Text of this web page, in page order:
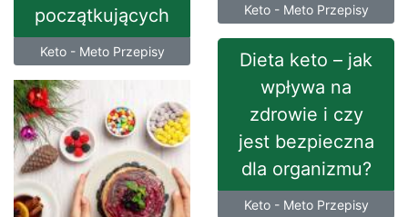
Keto - Meto Przepisy
początkujących
Keto - Meto Przepisy
Dieta keto – jak
wpływa na
zdrowie i czy
jest bezpieczna
dla organizmu?
Keto - Meto Przepisy